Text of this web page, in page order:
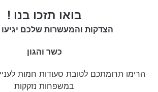
בואו תזכו בנו !
הצדקות והמעשרות שלכם
כשר והגון
הרימו תרומתכם לטובת סעודות חמות
במשפחות נזקקות